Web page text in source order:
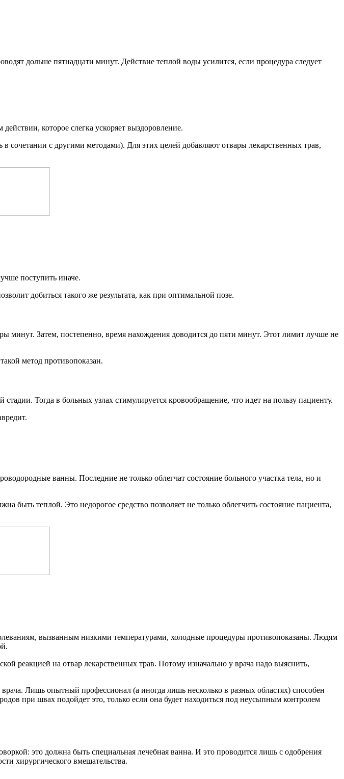
дольше пятнадцати минут. Действие теплой воды усилится, если процедура следует
которое слегка ускоряет выздоровление.
сочетании с другими методами). Для этих целей добавляют отвары лекарственных трав,
поступить иначе.
добиться такого же результата, как при оптимальной позе.
Затем, постепенно, время нахождения доводится до пяти минут. Этот лимит лучше не
метод противопоказан.
Тогда в больных узлах стимулируется кровообращение, что идет на пользу пациенту.
ванны. Последние не только облегчат состояние больного участка тела, но и
теплой. Это недорогое средство позволяет не только облегчить состояние пациента,
вызванным низкими температурами, холодные процедуры противопоказаны. Людям
реакцией на отвар лекарственных трав. Потому изначально у врача надо выяснить,
Лишь опытный профессионал (а иногда лишь несколько в разных областях) способен
при швах подойдет это, только если она будет находиться под неусыпным контролем
это должна быть специальная лечебная ванна. И это проводится лишь с одобрения
хирургического вмешательства.